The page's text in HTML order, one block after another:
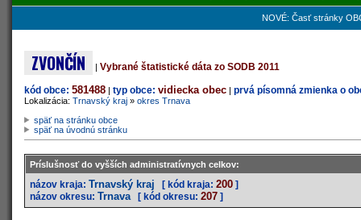
NOVÉ: Časť stránky
ZVONČÍN | Vybrané štatistické dáta zo SODB 2011
kód obce: 581488 | typ obce: vidiecka obec | prvá písomná zmienka o
Lokalizácia: Trnavský kraj » okres Trnava
späť na stránku obce
späť na úvodnú stránku
Príslušnosť do vyšších administratívnych celkov:
názov kraja: Trnavský kraj [ kód kraja: 200 ]
názov okresu: Trnava [ kód okresu: 207 ]